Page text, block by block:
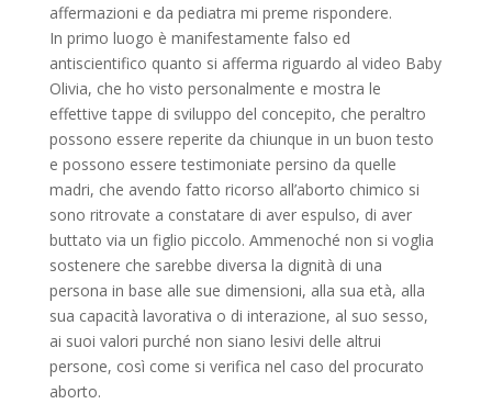
affermazioni e da pediatra mi preme rispondere.
In primo luogo è manifestamente falso ed
antiscientifico quanto si afferma riguardo al video Baby
Olivia, che ho visto personalmente e mostra le
effettive tappe di sviluppo del concepito, che peraltro
possono essere reperite da chiunque in un buon testo
e possono essere testimoniate persino da quelle
madri, che avendo fatto ricorso all’aborto chimico si
sono ritrovate a constatare di aver espulso, di aver
buttato via un figlio piccolo. Ammenoché non si voglia
sostenere che sarebbe diversa la dignità di una
persona in base alle sue dimensioni, alla sua età, alla
sua capacità lavorativa o di interazione, al suo sesso,
ai suoi valori purché non siano lesivi delle altrui
persone, così come si verifica nel caso del procurato
aborto.